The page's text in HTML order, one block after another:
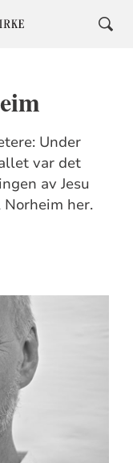
Under
var det
av Jesu
her.